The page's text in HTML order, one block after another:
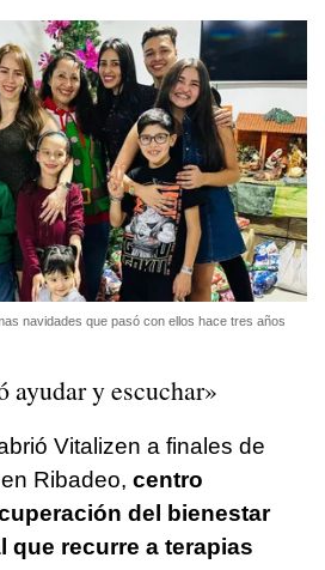
navidades que pasó con ellos hace tres años
ayudar y escuchar»
Vitalizen a finales de
Ribadeo, centro
del bienestar
que recurre a terapias